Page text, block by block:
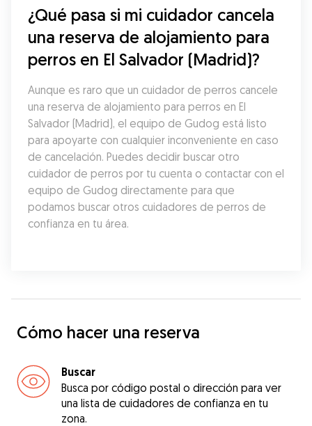
¿Qué pasa si mi cuidador cancela
una reserva de alojamiento para
perros en El Salvador (Madrid)?
Aunque es raro que un cuidador de perros cancele
una reserva de alojamiento para perros en El
Salvador (Madrid), el equipo de Gudog está listo
para apoyarte con cualquier inconveniente en caso
de cancelación. Puedes decidir buscar otro
cuidador de perros por tu cuenta o contactar con el
equipo de Gudog directamente para que
podamos buscar otros cuidadores de perros de
confianza en tu área.
Cómo hacer una reserva
Buscar
Busca por código postal o dirección para ver
una lista de cuidadores de confianza en tu
zona.